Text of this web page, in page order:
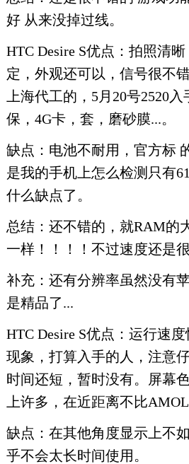
好 从来没掉过线。
HTC Desire S优点：拍照清
定，外观还可以，信号很不
上海代工的，5月20号2520
保，4G卡，套，磨砂膜...。
缺点：电池不耐用，官方标
是我的手机上怎么检测只有
什么缺点了。
总结：还不错的，就RAM的
一样！！！！不过速度还是很
补充：还有分辨率虽然没有
是精品了...
HTC Desire S优点：运行速
现象，打算入手的人，注意
时间还短，暂时没有。屏幕
上许多，在近距离不比
缺点：在其他角度显示上不
乎不会太长时间使用。